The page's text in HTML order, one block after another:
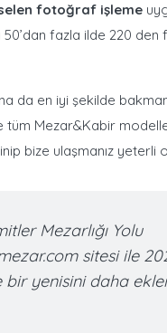
fotoğraf işleme
fazla ilde 220 den
da en iyi şekilde
Mezar&Kabir
bize ulaşmanız yeterli
Mezarlığı Yolu
sitesi ile
yenisini daha